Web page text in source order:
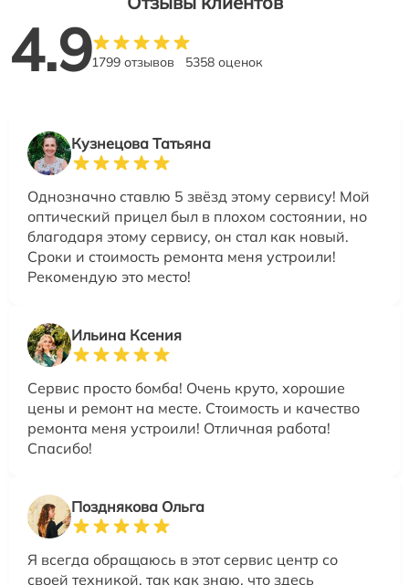
4.91799 отзывов 5358 оценок
Кузнецова Татьяна
Однозначно ставлю 5 звёзд этому сервису! Мой
оптический прицел был в плохом состоянии, но
благодаря этому сервису, он стал как новый.
Сроки и стоимость ремонта меня устроили!
Рекомендую это место!
Ильина Ксения
Сервис просто бомба! Очень круто, хорошие
цены и ремонт на месте. Стоимость и качество
ремонта меня устроили! Отличная работа!
Спасибо!
Позднякова Ольга
Я всегда обращаюсь в этот сервис центр со
своей техникой, так как знаю, что здесь